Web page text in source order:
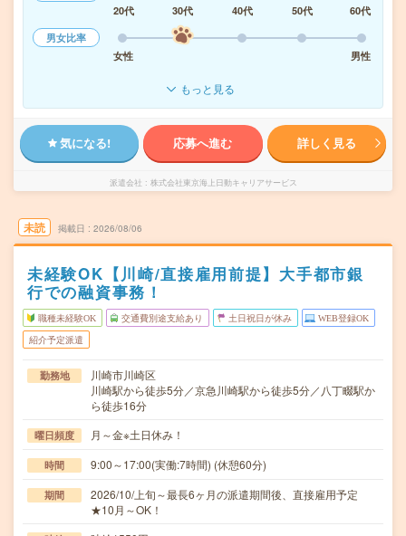
20代
30代 40代 50代
60代
男女比率
女性
男性
もっと見る
気になる! 応募へ進む 詳しく見る
派遣会社 株式会社東京海上日動キャリアサービス
未読 掲載日 2026/08/06
未経験OK【川崎/直接雇用前提】大手都市銀
行での融資事務！
職種未経験OK 交通費別途支給あり 土日祝日が休み WEB登録OK
紹介予定派遣
勤務地
川崎市川崎区
川崎駅から徒歩5分／京急川崎駅から徒歩5分／八丁畷駅か
ら徒歩16分
曜日頻度 月～金※土日休み！
時間 9:00～17:00(実働:7時間) (休憩60分)
期間
2026/10/上旬～最長6ヶ月の派遣期間後、直接雇用予定
★10月～OK！